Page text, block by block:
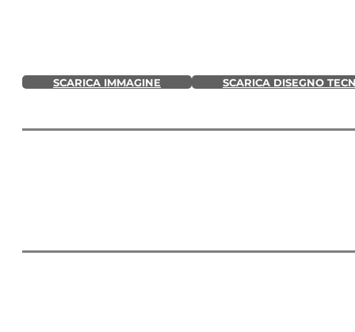
SCARICA IMMAGINE SCARICA DISEGNO